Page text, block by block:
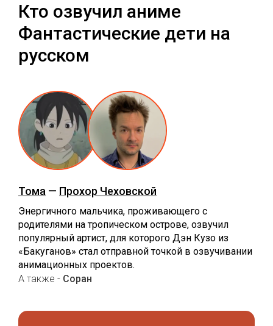
Кто озвучил аниме
Фантастические дети на
русском
Тома — Прохор Чеховской
Энергичного мальчика, проживающего с
родителями на тропическом острове, озвучил
популярный артист, для которого Дэн Кузо из
«Бакуганов» стал отправной точкой в озвучивании
анимационных проектов.
А также - Соран